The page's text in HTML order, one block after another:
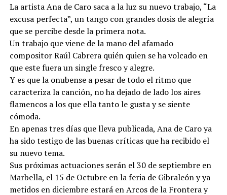
La artista Ana de Caro saca a la luz su nuevo trabajo, “La
excusa perfecta”, un tango con grandes dosis de alegría
que se percibe desde la primera nota.
Un trabajo que viene de la mano del afamado
compositor Raúl Cabrera quién quien se ha volcado en
que este fuera un single fresco y alegre.
Y es que la onubense a pesar de todo el ritmo que
caracteriza la canción, no ha dejado de lado los aires
flamencos a los que ella tanto le gusta y se siente
cómoda.
En apenas tres días que lleva publicada, Ana de Caro ya
ha sido testigo de las buenas críticas que ha recibido el
su nuevo tema.
Sus próximas actuaciones serán el 30 de septiembre en
Marbella, el 15 de Octubre en la feria de Gibraleón y ya
metidos en diciembre estará en Arcos de la Frontera y